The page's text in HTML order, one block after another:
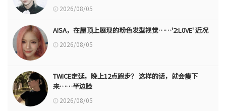
2026/08/05
AISA，在屋顶上展现的粉色发型视觉……'2:L0VE' 近况
2026/08/05
TWICE定延，晚上12点跑步？ 这样的话，就会瘦下
来……半边脸
2026/08/05